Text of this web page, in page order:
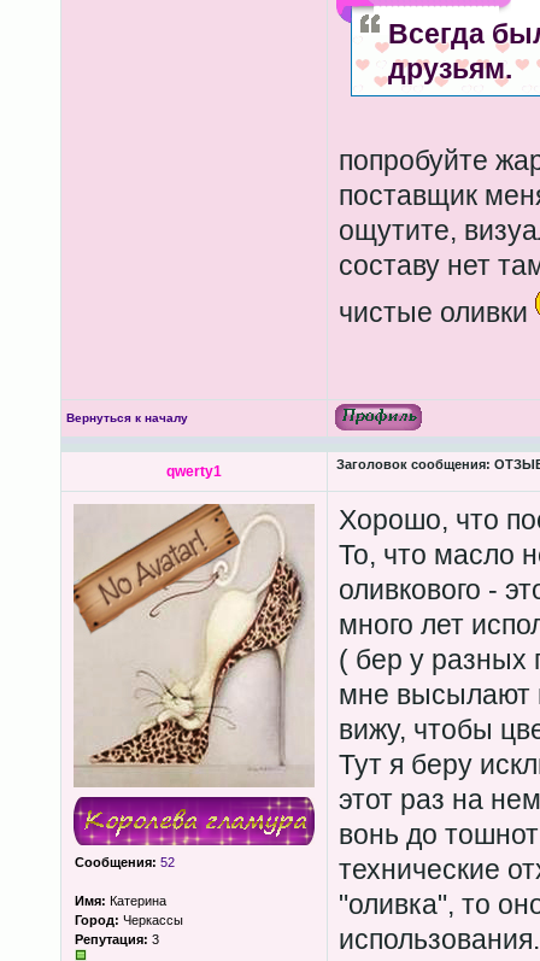
Всегда
друзьям.
попробуйте
поставщик
ощутите,
составу нет
чистые оливки
Вернуться к началу
qwerty1 Заголовок сообщения:
Сообщения: 52
Имя: Катерина
Город: Черкассы
Репутация: 3
Хорошо, что
То, что масло
оливкового -
много лет
( бер у разных
мне высылают
вижу, чтобы
Тут я беру
этот раз на
вонь до
технические
"оливка", то